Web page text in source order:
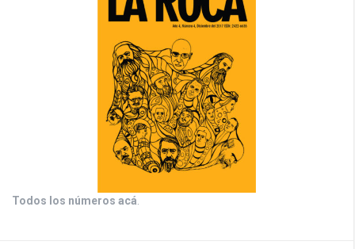
Todos los números acá